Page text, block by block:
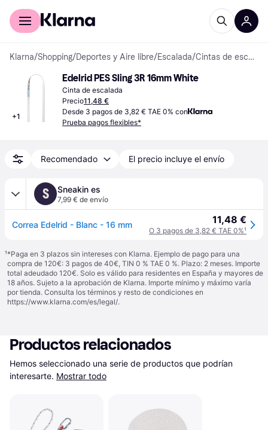
Comprar con Klarna
Klarna/Shopping/Deportes y Aire libre/Escalada/ Cintas de escalada
+1
Edelrid PES Sling 3R 16mm White
Cinta de escalada
Precio11,48 €
Desde 3 pagos de 3,82 € TAE 0% con
Prueba pagos flexibles*
Recomendado El precio incluye el envío
S Sneakin es
7,99 € de envío
Correa Edelrid - Blanc - 16 mm 11,48 €
O 3 pagos de 3,82 € TAE 0%¹
¹*Paga en 3 plazos sin intereses con Klarna. Ejemplo de pago para una
compra de 120€: 3 pagos de 40€, TIN 0 % TAE 0 %. Plazo: 2 meses. Importe
total adeudado 120€. Solo es válido para residentes en España y mayores de
18 años. Sujeto a la aprobación de Klarna. Importe mínimo y máximo varía
por tienda. Consulta los términos y resto de condiciones en
https://www.klarna.com/es/legal/.
Productos relacionados
Hemos seleccionado una serie de productos que podrían
interesarte. Mostrar todo